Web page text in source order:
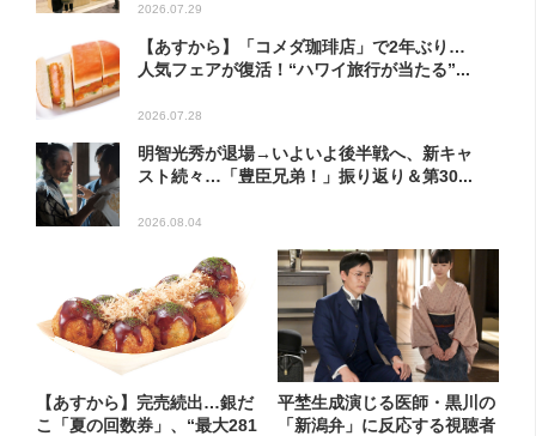
2026.07.29
【あすから】「コメダ珈琲店」で2年ぶり…
人気フェアが復活！“ハワイ旅行が当たる”...
2026.07.28
明智光秀が退場→いよいよ後半戦へ、新キャ
スト続々…「豊臣兄弟！」振り返り＆第30...
2026.08.04
【あすから】完売続出…銀だ
こ「夏の回数券」、“最大281
平埜生成演じる医師・黒川の
「新潟弁」に反応する視聴者